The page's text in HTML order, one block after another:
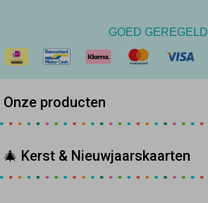
GOED GEREGELD
Onze producten
🎄 Kerst & Nieuwjaarskaarten